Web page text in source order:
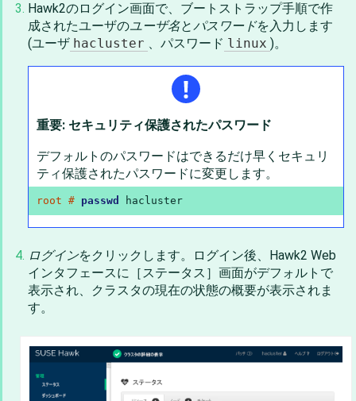
Hawk2のログイン画面で、ブートストラップ手順で作
成されたユーザのユーザ名とパスワードを入力します
(ユーザ hacluster 、パスワード linux )。
重要: セキュリティ保護されたパスワード
デフォルトのパスワードはできるだけ早くセキュリ
ティ保護されたパスワードに変更します。
root # passwd hacluster
ログインをクリックします。ログイン後、Hawk2 Web
インタフェースに［ステータス］画面がデフォルトで
表示され、クラスタの現在の状態の概要が表示されま
す。